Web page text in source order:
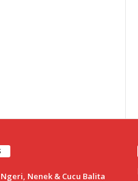
Ngeri, Nenek & Cucu Balita